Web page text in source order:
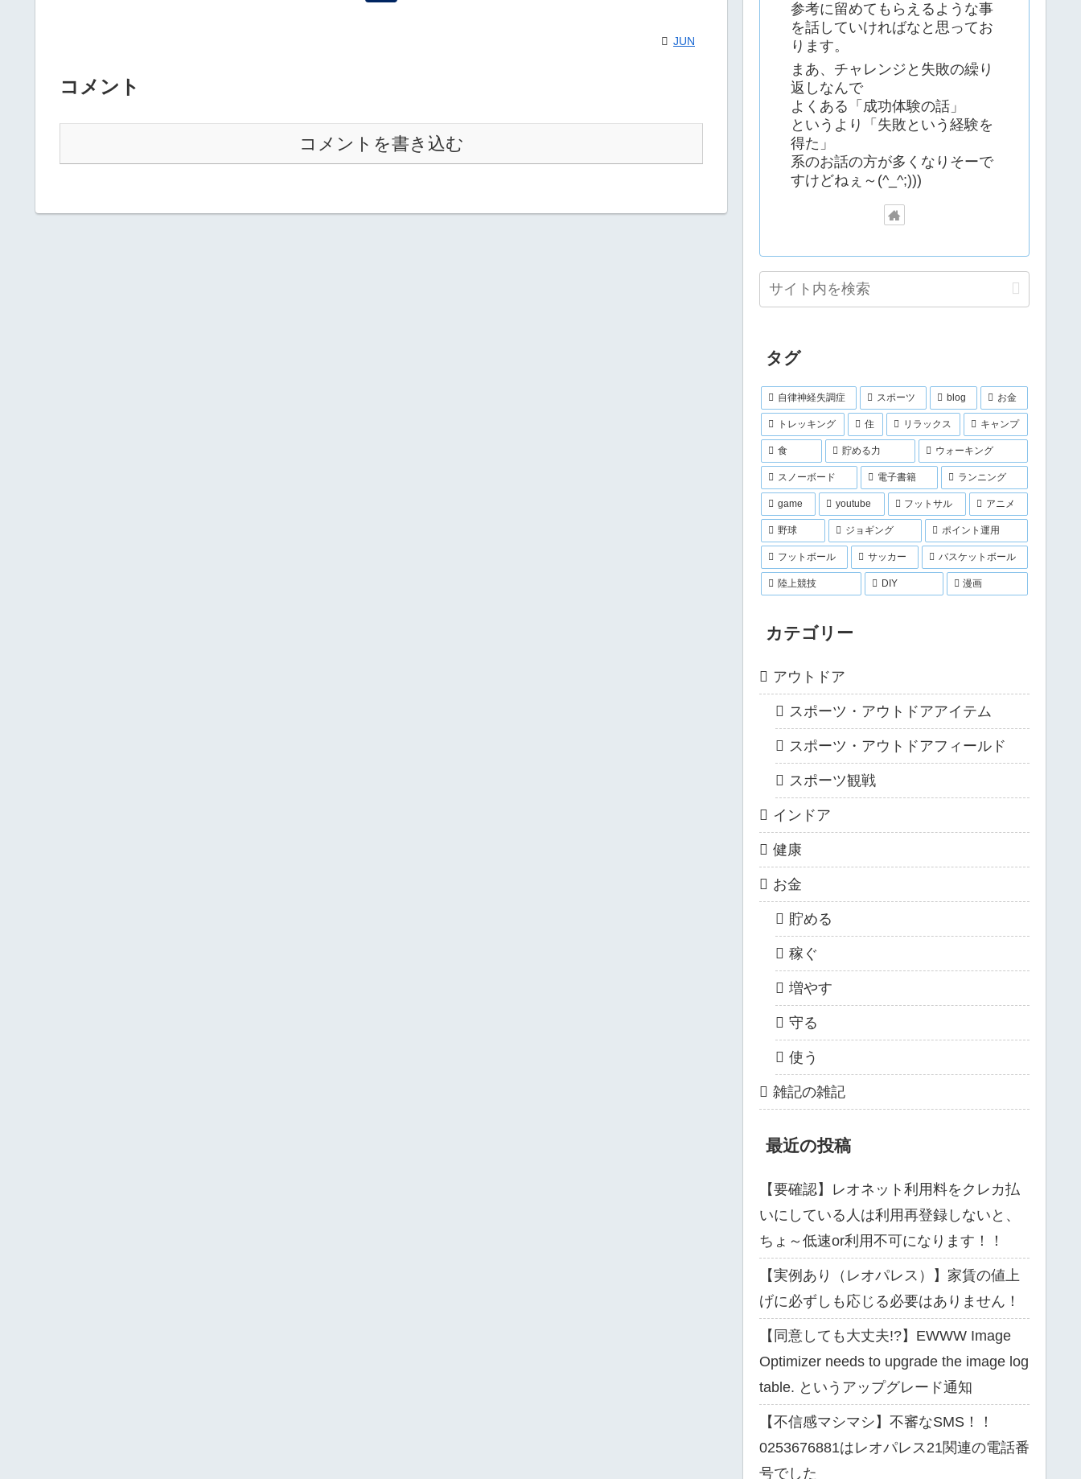
JUN
コメント
コメントを書き込む
参考に留めてもらえるような事
を話していければなと思ってお
ります。
まあ、チャレンジと失敗の繰り
返しなんで
よくある「成功体験の話」
というより「失敗という経験を
得た」
系のお話の方が多くなりそーで
すけどねぇ～(^_^;)))
タグ
自律神経失調症 スポーツ blog お金
トレッキング 住 リラックス キャンプ
食 貯める力 ウォーキング
スノーボード 電子書籍 ランニング
game youtube フットサル アニメ
野球 ジョギング ポイント運用
フットボール サッカー バスケットボール
陸上競技 DIY 漫画
カテゴリー
アウトドア
スポーツ・アウトドアアイテム
スポーツ・アウトドアフィールド
スポーツ観戦
インドア
健康
お金
貯める
稼ぐ
増やす
守る
使う
雑記の雑記
最近の投稿
【要確認】レオネット利用料をクレカ払
いにしている人は利用再登録しないと、
ちょ～低速or利用不可になります！！
【実例あり（レオパレス）】家賃の値上
げに必ずしも応じる必要はありません！
【同意しても大丈夫!?】EWWW Image
Optimizer needs to upgrade the image log
table. というアップグレード通知
【不信感マシマシ】不審なSMS！！
0253676881はレオパレス21関連の電話番
号でした